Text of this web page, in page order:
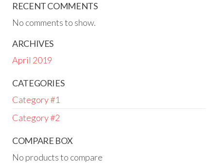
RECENT COMMENTS
No comments to show.
ARCHIVES
April 2019
CATEGORIES
Category #1
Category #2
COMPARE BOX
No products to compare